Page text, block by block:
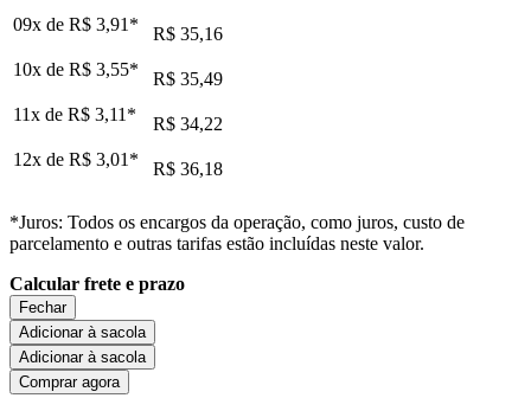
09x de R$ 3,91 *
R$ 35,16
10x de R$ 3,55*
R$ 35,49
11x de R$ 3,11 *
R$ 34,22
12x de R$ 3,01 * R$ 36,18
*Juros: Todos os encargos da operação, como juros, custo de
parcelamento e outras tarifas estão incluídas neste valor.
Calcular frete e prazo
Fechar
Adicionar à sacola
Adicionar à sacola
Comprar agora